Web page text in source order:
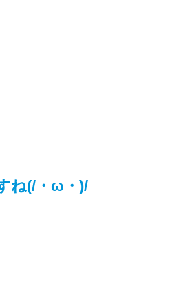
ね(/・ω・)/